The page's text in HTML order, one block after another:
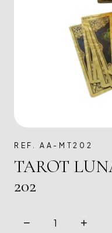
REF. AA-MT202
TAROT
202
− +